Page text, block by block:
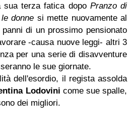
sua terza fatica dopo Pranzo di
donne si mette nuovamente al
di un prossimo pensionato
-causa nuove leggi- altri 3
per una serie di disavventure
le sue giornate.
dell'esordio, il regista assolda
Lodovini come sue spalle,
dei migliori.